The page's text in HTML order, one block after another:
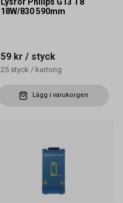
18W/830 590mm
59 kr / styck
25 styck / kartong
Lägg i varukorgen